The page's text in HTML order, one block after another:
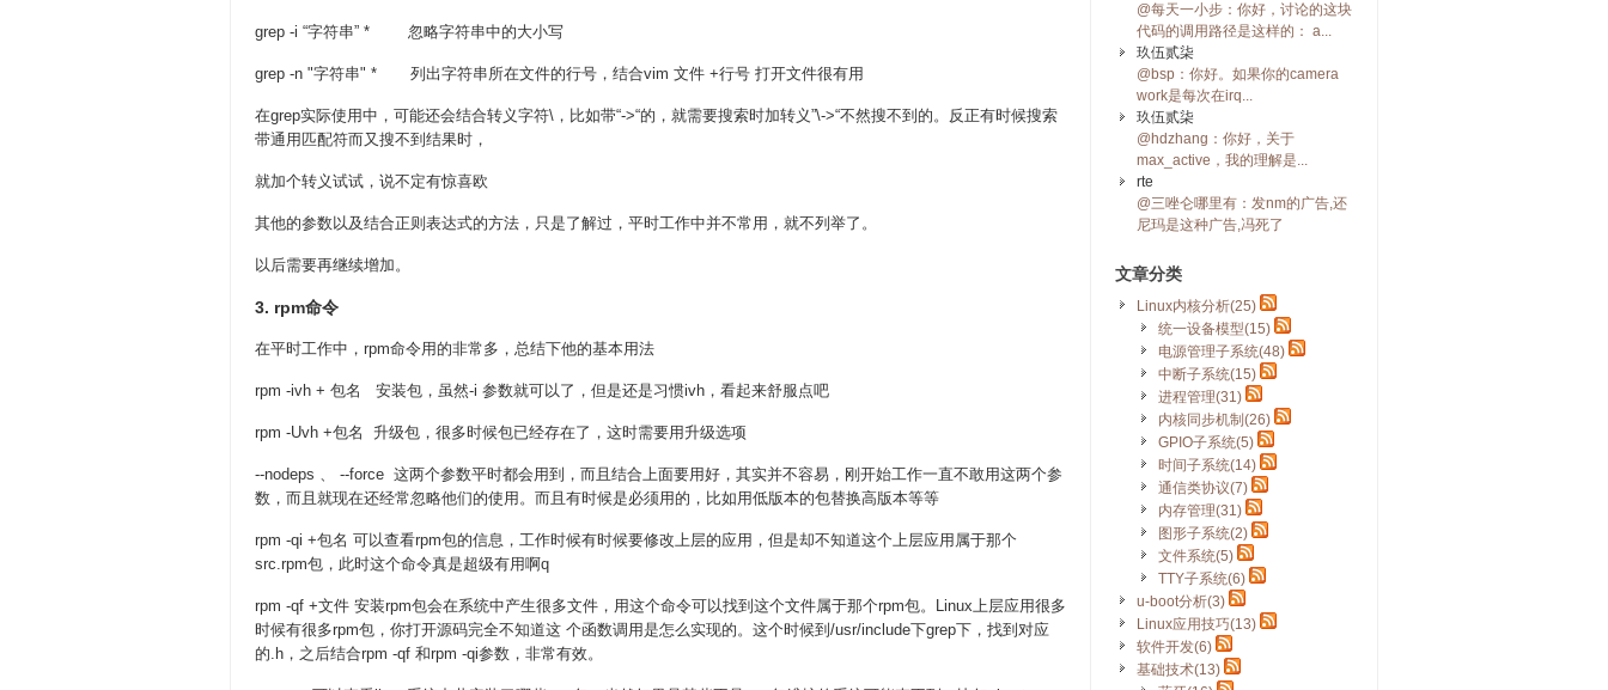
grep -i “字符串” * 忽略字符串中的大小写
grep -n "字符串" * 列出字符串所在文件的行号，结合vim 文件 +行号 打开文件很有用
在grep实际使用中，可能还会结合转义字符\，比如带“->“的，就需要搜索时加转义”\->“不然搜不到的。反正有时候搜索
带通用匹配符而又搜不到结果时，
就加个转义试试，说不定有惊喜欧
其他的参数以及结合正则表达式的方法，只是了解过，平时工作中并不常用，就不列举了。
以后需要再继续增加。
3. rpm命令
在平时工作中，rpm命令用的非常多，总结下他的基本用法
rpm -ivh + 包名 安装包，虽然-i 参数就可以了，但是还是习惯ivh，看起来舒服点吧
rpm -Uvh +包名 升级包，很多时候包已经存在了，这时需要用升级选项
--nodeps 、 --force 这两个参数平时都会用到，而且结合上面要用好，其实并不容易，刚开始工作一直不敢用这两个参
数，而且就现在还经常忽略他们的使用。而且有时候是必须用的，比如用低版本的包替换高版本等等
rpm -qi +包名 可以查看rpm包的信息，工作时候有时候要修改上层的应用，但是却不知道这个上层应用属于那个
src.rpm包，此时这个命令真是超级有用啊q
rpm -qf +文件 安装rpm包会在系统中产生很多文件，用这个命令可以找到这个文件属于那个rpm包。Linux上层应用很多
时候有很多rpm包，你打开源码完全不知道这 个函数调用是怎么实现的。这个时候到/usr/include下grep下，找到对应
的.h，之后结合rpm -qf 和rpm -qi参数，非常有效。
@每天一小步：你好，讨论的这块
代码的调用路径是这样的： a...
玖伍贰柒
@bsp：你好。如果你的camera
work是每次在irq...
玖伍贰柒
@hdzhang：你好，关于
max_active，我的理解是...
rte
@三唑仑哪里有：发nm的广告,还
尼玛是这种广告,冯死了
文章分类
Linux内核分析(25)
统一设备模型(15)
电源管理子系统(48)
中断子系统(15)
进程管理(31)
内核同步机制(26)
GPIO子系统(5)
时间子系统(14)
通信类协议(7)
内存管理(31)
图形子系统(2)
文件系统(5)
TTY子系统(6)
u-boot分析(3)
Linux应用技巧(13)
软件开发(6)
基础技术(13)